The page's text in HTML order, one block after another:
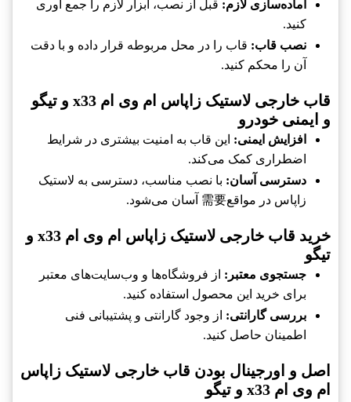
آماده‌سازی لازم: قبل از نصب، ابزار لازم را جمع آوری
کنید.
نصب قاب: قاب را در محل مربوطه قرار داده و با دقت
آن را محکم کنید.
قاب خارجی لاستیک زاپاس ام وی ام x33 و تیگو
و ایمنی خودرو
افزایش ایمنی: این قاب به امنیت بیشتری در شرایط
اضطراری کمک می‌کند.
دسترسی آسان: با نصب مناسب، دسترسی به لاستیک
زاپاس در مواقع需要 آسان می‌شود.
خرید قاب خارجی لاستیک زاپاس ام وی ام x33 و
تیگو
جستجوی معتبر: از فروشگاه‌ها و وب‌سایت‌های معتبر
برای خرید این محصول استفاده کنید.
بررسی گارانتی: از وجود گارانتی و پشتیبانی فنی
اطمینان حاصل کنید.
اصل و اورجینال بودن قاب خارجی لاستیک زاپاس
ام وی ام x33 و تیگو